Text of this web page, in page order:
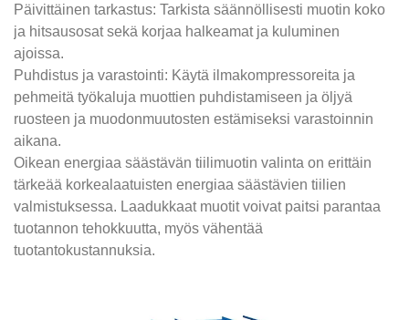
Päivittäinen tarkastus: Tarkista säännöllisesti muotin koko
ja hitsausosat sekä korjaa halkeamat ja kuluminen
ajoissa.
Puhdistus ja varastointi: Käytä ilmakompressoreita ja
pehmeitä työkaluja muottien puhdistamiseen ja öljyä
ruosteen ja muodonmuutosten estämiseksi varastoinnin
aikana.
Oikean energiaa säästävän tiilimuotin valinta on erittäin
tärkeää korkealaatuisten energiaa säästävien tiilien
valmistuksessa. Laadukkaat muotit voivat paitsi parantaa
tuotannon tehokkuutta, myös vähentää
tuotantokustannuksia.